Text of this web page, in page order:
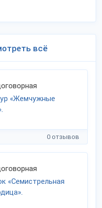
всё
«Жемчужные
0 отзывов
«Семистрельная